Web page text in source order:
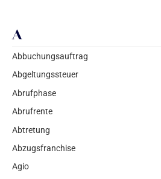
A
Abbuchungsauftrag
Abgeltungssteuer
Abrufphase
Abrufrente
Abtretung
Abzugsfranchise
Agio